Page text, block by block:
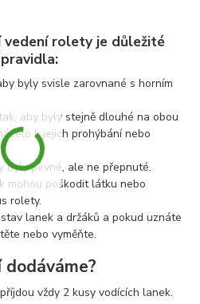
vedení rolety je důležité
byly svisle zarovnané s horním
aby byly stejně dlouhé na obou
k jejich prohýbání nebo
byly pevné, ale ne přepnuté.
mohou poškodit látku nebo
rolety.
lanek a držáků a pokud uznáte
nebo vyměňte.
vždy 2 kusy vodících lanek.